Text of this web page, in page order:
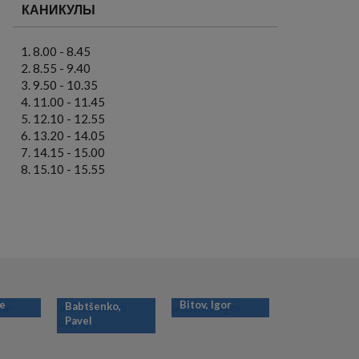
КАНИКУЛЫ
8.00 - 8.45
8.55 - 9.40
9.50 - 10.35
11.00 - 11.45
12.10 - 12.55
13.20 - 14.05
14.15 - 15.00
15.10 - 15.55
Babtšenko,
Pavel
Bitov, Igor